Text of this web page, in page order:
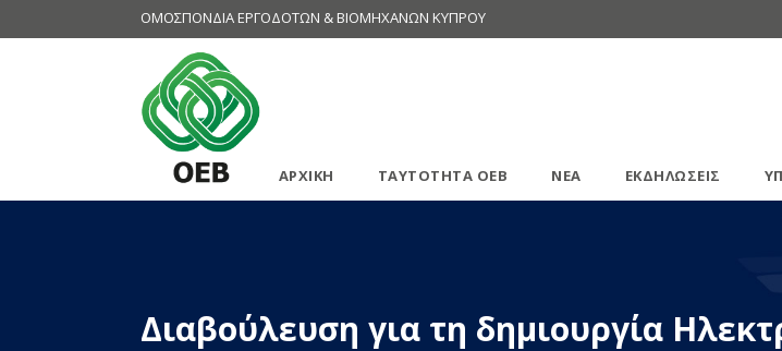
ΟΜΟΣΠΟΝΔΙΑ ΕΡΓΟΔΟΤΩΝ & ΒΙΟΜΗΧΑΝΩΝ ΚΥΠΡΟΥ
ΑΡΧΙΚΗ ΤΑΥΤΟΤΗΤΑ ΟΕΒ ΝΕΑ ΕΚΔΗΛΩΣΕΙΣ
Διαβούλευση για τη δημιουργία